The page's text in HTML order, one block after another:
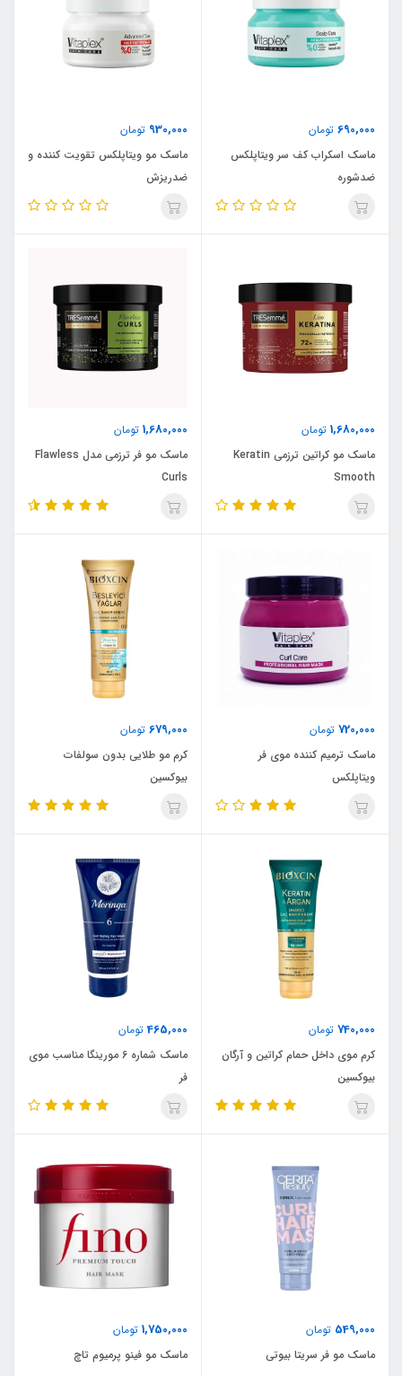
690,000 تومان
ماسک اسکراب کف سر ویتاپلکس
ضدشوره
930,000 تومان
ماسک مو ویتاپلکس تقویت کننده و
ضدریزش
1,680,000 تومان
ماسک مو کراتین ترزمی Keratin
Smooth
1,680,000 تومان
ماسک مو فر ترزمی مدل Flawless
Curls
720,000 تومان
ماسک ترمیم کننده موی فر
ویتاپلکس
679,000 تومان
کرم مو طلایی بدون سولفات
بیوکسین
740,000 تومان
کرم موی داخل حمام کراتین و آرگان
بیوکسین
465,000تومان
ماسک شماره 6 مورینگا مناسب موی
فر
549,000 تومان
ماسک مو فر سریتا بیوتی
1,750,000 تومان
ماسک مو فینو پرمیوم تاچ